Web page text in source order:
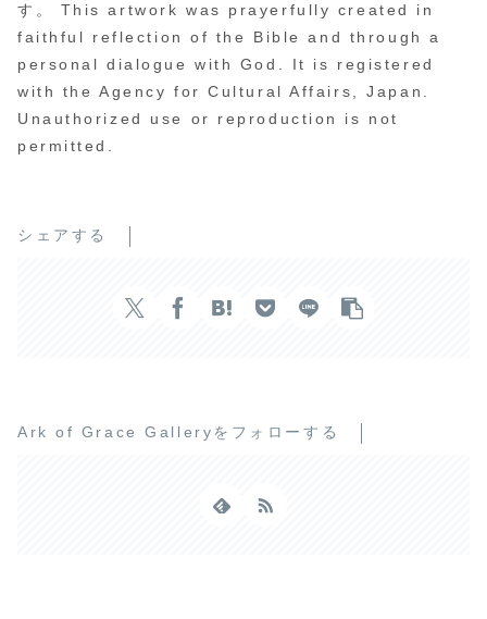
す。 This artwork was prayerfully created in
faithful reflection of the Bible and through a
personal dialogue with God. It is registered
with the Agency for Cultural Affairs, Japan.
Unauthorized use or reproduction is not
permitted.
シェアする
Ark of Grace Galleryをフォローする